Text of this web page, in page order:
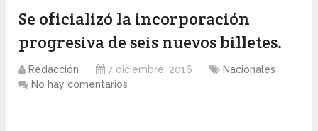
Se oficializó la incorporación
progresiva de seis nuevos billetes.
Redacción 7 diciembre, 2016
Nacionales
No hay comentarios